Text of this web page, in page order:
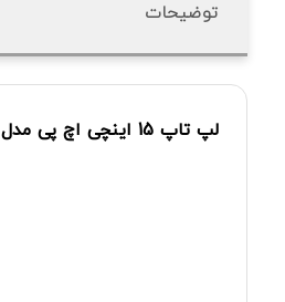
توضیحات
لپ تاپ 15 اینچی اچ پی مدل